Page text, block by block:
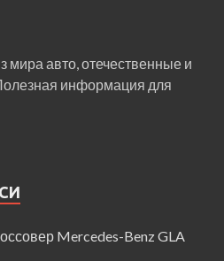
мира авто, отечественные и
информация для
Mercedes-Benz GLA